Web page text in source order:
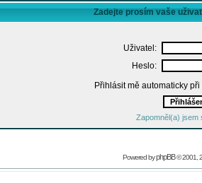
Zadejte prosím vaše
Uživatel:
Heslo:
Přihlásit mě automaticky
Zapomněl(a) jsem
Powered byphpBB© 2001,